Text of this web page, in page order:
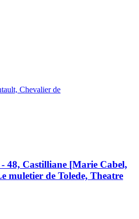
Chevalier de
- 48, Castilliane [Marie Cabel,
muletier de Tolede, Theatre